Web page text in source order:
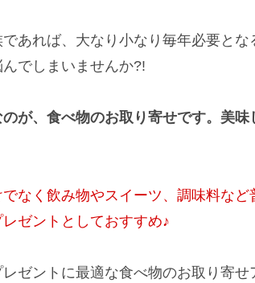
あれば、大なり小なり毎年必要と
でしまいませんか?!
が、食べ物のお取り寄せです。美
でなく飲み物やスイーツ、調味料な
ゼントとしておすすめ♪
ゼントに最適な食べ物のお取り寄